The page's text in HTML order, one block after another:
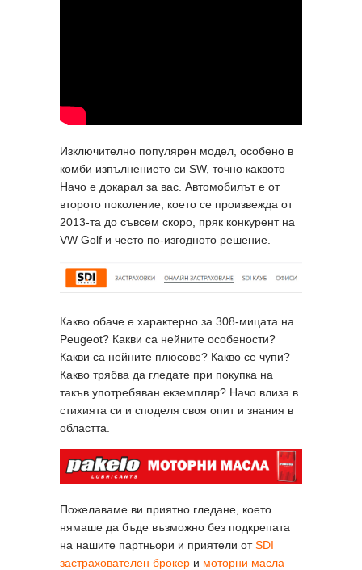
Изключително популярен модел, особено в
комби изпълнението си SW, точно каквото
Начо е докарал за вас. Автомобилът е от
второто поколение, което се произвежда от
2013-та до съвсем скоро, пряк конкурент на
VW Golf и често по-изгодното решение.
Какво обаче е характерно за 308-мицата на
Peugeot? Какви са нейните особености?
Какви са нейните плюсове? Какво се чупи?
Какво трябва да гледате при покупка на
такъв употребяван екземпляр? Начо влиза в
стихията си и споделя своя опит и знания в
областта.
Пожелаваме ви приятно гледане, което
нямаше да бъде възможно без подкрепата
на нашите партньори и приятели отSDI
застрахователен брокер и моторни масла